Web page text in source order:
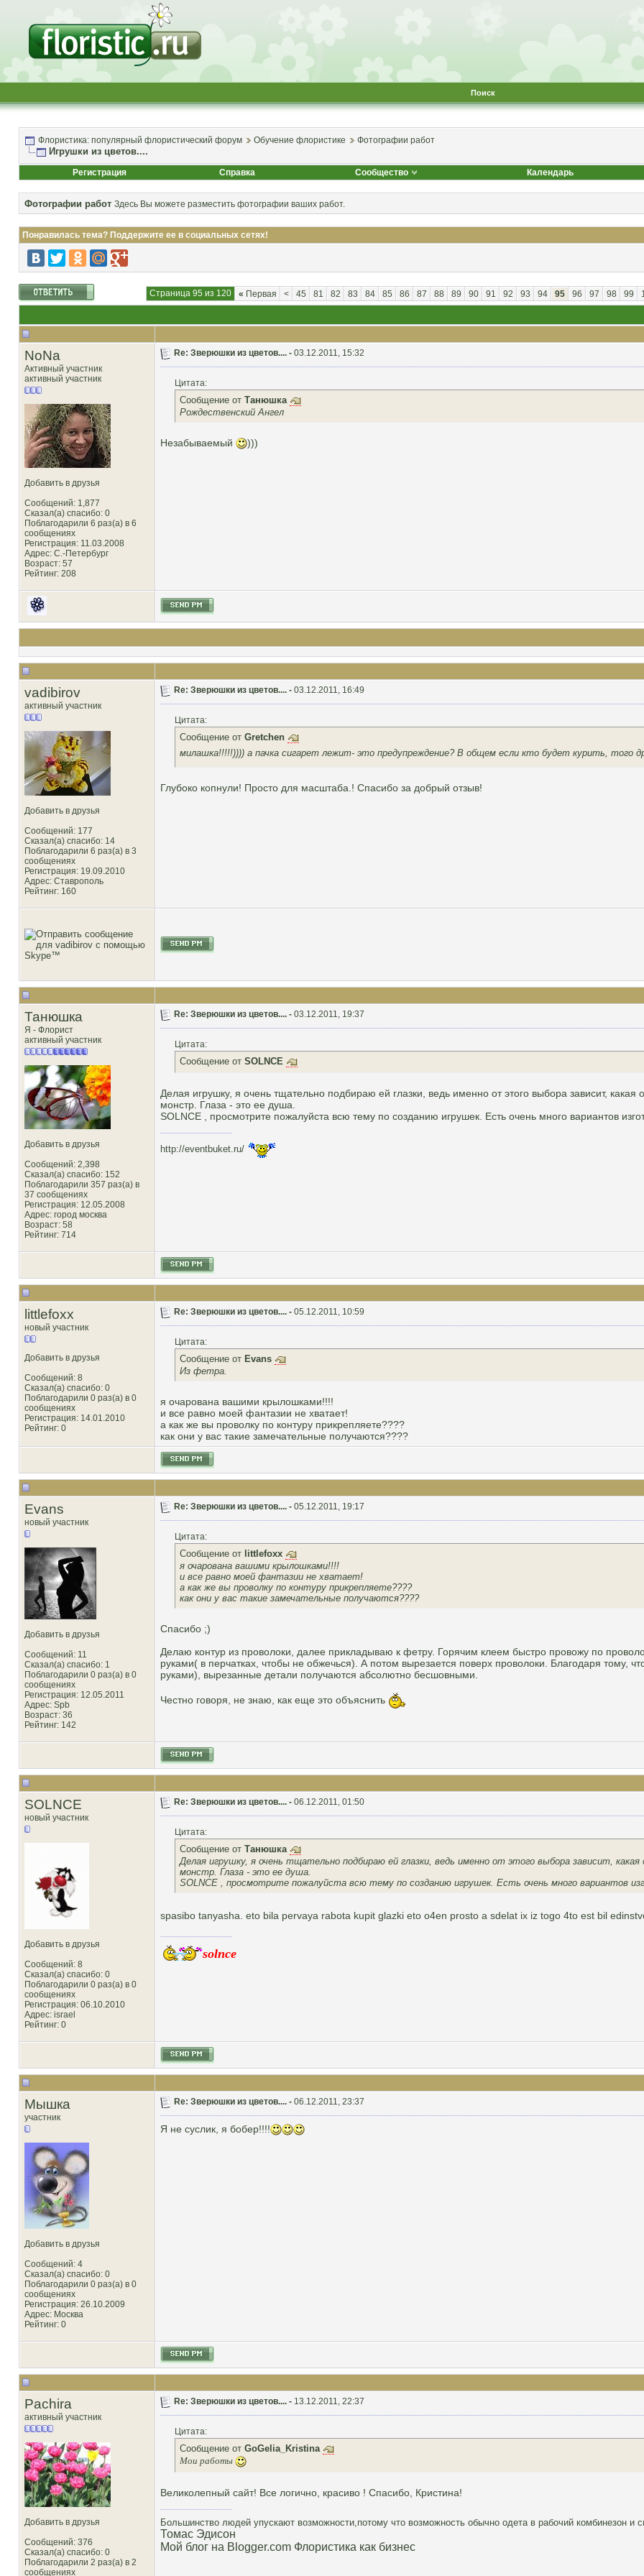
Поиск
Флористика: популярный флористический форум Обучение флористике Фотографии работ
Игрушки из цветов....
Регистрация
Справка Сообщество Календарь
Фотографии работ Здесь Вы можете разместить фотографии ваших работ.
Понравилась тема? Поддержите ее в социальных сетях!
Страница 95 из 120 « Первая < 45 81 82 83 84 85 86 87 88 89 90 91 92 93 94 95 96 97 98 99
NoNa
Активный участник
активный участник
Добавить в друзья
Сообщений: 1,877
Сказал(а) спасибо: 0
Поблагодарили 6 раз(а) в 6
сообщениях
Регистрация: 11.03.2008
Адрес: С.-Петербург
Возраст: 57
Рейтинг: 208
Re: Зверюшки из цветов.... - 03.12.2011, 15:32
Цитата:
Сообщение от Танюшка
Рождественский Ангел
Незабываемый )))
vadibirov
активный участник
Добавить в друзья
Сообщений: 177
Сказал(а) спасибо: 14
Поблагодарили 6 раз(а) в 3
сообщениях
Регистрация: 19.09.2010
Адрес: Ставрополь
Рейтинг: 160
Re: Зверюшки из цветов.... - 03.12.2011, 16:49
Цитата:
Сообщение от Gretchen
милашка!!!!!)))) а пачка сигарет лежит- это предупреждение? В общем если кто будет курить, того
Глубоко копнули! Просто для масштаба.! Спасибо за добрый отзыв!
Танюшка
Я - Флорист
активный участник
Добавить в друзья
Сообщений: 2,398
Сказал(а) спасибо: 152
Поблагодарили 357 раз(а) в
37 сообщениях
Регистрация: 12.05.2008
Адрес: город москва
Возраст: 58
Рейтинг: 714
Re: Зверюшки из цветов.... - 03.12.2011, 19:37
Цитата:
Сообщение от SOLNCE
Делая игрушку, я очень тщательно подбираю ей глазки, ведь именно от этого выбора зависит,
монстр. Глаза - это ее душа.
SOLNCE , просмотрите пожалуйста всю тему по созданию игрушек. Есть очень много вариантов
http://eventbuket.ru/
littlefoxx
новый участник
Добавить в друзья
Сообщений: 8
Сказал(а) спасибо: 0
Поблагодарили 0 раз(а) в 0
сообщениях
Регистрация: 14.01.2010
Рейтинг: 0
Re: Зверюшки из цветов.... - 05.12.2011, 10:59
Цитата:
Сообщение от Evans
Из фетра.
я очарована вашими крылошками!!!!
и все равно моей фантазии не хватает!
а как же вы проволку по контуру прикрепляете????
как они у вас такие замечательные получаются????
Evans
новый участник
Добавить в друзья
Сообщений: 11
Сказал(а) спасибо: 1
Поблагодарили 0 раз(а) в 0
сообщениях
Регистрация: 12.05.2011
Адрес: Spb
Возраст: 36
Рейтинг: 142
Re: Зверюшки из цветов.... - 05.12.2011, 19:17
Цитата:
Сообщение от littlefoxx
я очарована вашими крылошками!!!!
и все равно моей фантазии не хватает!
а как же вы проволку по контуру прикрепляете????
как они у вас такие замечательные получаются????
Спасибо ;)
Делаю контур из проволоки, далее прикладываю к фетру. Горячим клеем быстро провожу по
руками( в перчатках, чтобы не обжечься). А потом вырезается поверх проволоки. Благодаря тому,
руками), вырезанные детали получаются абсолютно бесшовными.
Честно говоря, не знаю, как еще это объяснить
SOLNCE
новый участник
Добавить в друзья
Сообщений: 8
Сказал(а) спасибо: 0
Поблагодарили 0 раз(а) в 0
сообщениях
Регистрация: 06.10.2010
Адрес: israel
Рейтинг: 0
Re: Зверюшки из цветов.... - 06.12.2011, 01:50
Цитата:
Сообщение от Танюшка
Делая игрушку, я очень тщательно подбираю ей глазки, ведь именно от этого выбора зависит,
монстр. Глаза - это ее душа.
SOLNCE , просмотрите пожалуйста всю тему по созданию игрушек. Есть очень много вариантов
spasibo tanyasha. eto bila pervaya rabota kupit glazki eto o4en prosto a sdelat ix iz togo 4to est bil
solnce
Мышка
участник
Добавить в друзья
Сообщений: 4
Сказал(а) спасибо: 0
Поблагодарили 0 раз(а) в 0
сообщениях
Регистрация: 26.10.2009
Адрес: Москва
Рейтинг: 0
Re: Зверюшки из цветов.... - 06.12.2011, 23:37
Я не суслик, я бобер!!!!
Pachira
активный участник
Добавить в друзья
Сообщений: 376
Сказал(а) спасибо: 0
Поблагодарили 2 раз(а) в 2
сообщениях
Re: Зверюшки из цветов.... - 13.12.2011, 22:37
Цитата:
Сообщение от GoGelia_Kristina
Мои работы
Великолепный сайт! Все логично, красиво ! Спасибо, Кристина!
Большинство людей упускают возможности,потому что возможность обычно одета в рабочий комбинезон и
Томас Эдисон
Мой блог на Blogger.com Флористика как бизнес